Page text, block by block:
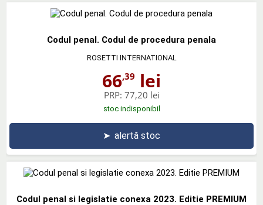
Codul penal. Codul de procedura penala
ROSETTI INTERNATIONAL
66,39 lei
PRP: 77,20 lei
stoc indisponibil
➤ alertă stoc
Codul penal si legislatie conexa 2023. Editie PREMIUM